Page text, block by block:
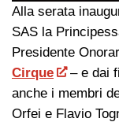
Alla serata
SAS la
Presidente
Cirque
– e dai
anche i membri
Orfei e Flavio